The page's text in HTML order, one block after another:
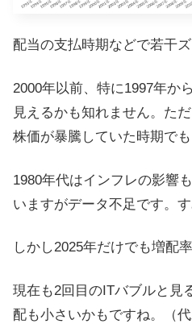
配当の支払時期などで若干ズ
2000年以前、特に1997年か
見えるかも知れません。た
株価が暴騰していた時期でも
1980年代はインフレの影響
いますがデータ不足です。す
しかし2025年だけでも増配
現在も2回目のITバブルと見
配も小さいかもですね。（